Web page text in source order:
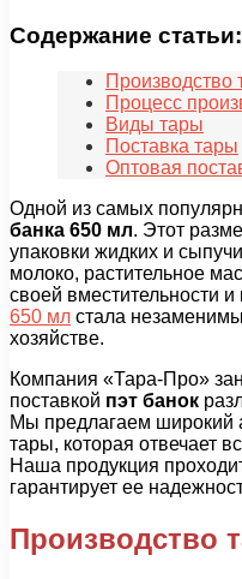
Содержание статьи:
Производство
Процесс
Виды тары
Поставка тары
Оптовая
Одной из самых
банка 650 мл. Этот
упаковки жидких и
молоко, растительное
своей вместительности
650 мл стала
хозяйстве.
Компания «Тара-Про»
поставкой пэт банок
Мы предлагаем широкий
тары, которая отвечает
Наша продукция
гарантирует ее
Производство